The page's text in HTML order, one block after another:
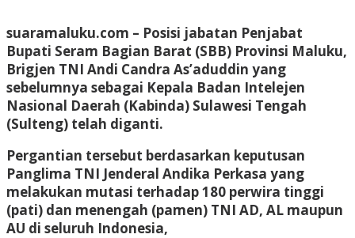
suaramaluku.com – Posisi jabatan Penjabat
Bupati Seram Bagian Barat (SBB) Provinsi Maluku,
Brigjen TNI Andi Candra As’aduddin yang
sebelumnya sebagai Kepala Badan Intelejen
Nasional Daerah (Kabinda) Sulawesi Tengah
(Sulteng) telah diganti.
Pergantian tersebut berdasarkan keputusan
Panglima TNI Jenderal Andika Perkasa yang
melakukan mutasi terhadap 180 perwira tinggi
(pati) dan menengah (pamen) TNI AD, AL maupun
AU di seluruh Indonesia,